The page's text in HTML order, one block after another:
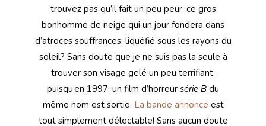
trouvez pas qu’il fait un peu peur, ce gros
bonhomme de neige qui un jour fondera dans
d’atroces souffrances, liquéfié sous les rayons du
soleil? Sans doute que je ne suis pas la seule à
trouver son visage gelé un peu terrifiant,
puisqu’en 1997, un film d’horreur série B du
même nom est sortie. La bande annonce est
tout simplement délectable! Sans aucun doute